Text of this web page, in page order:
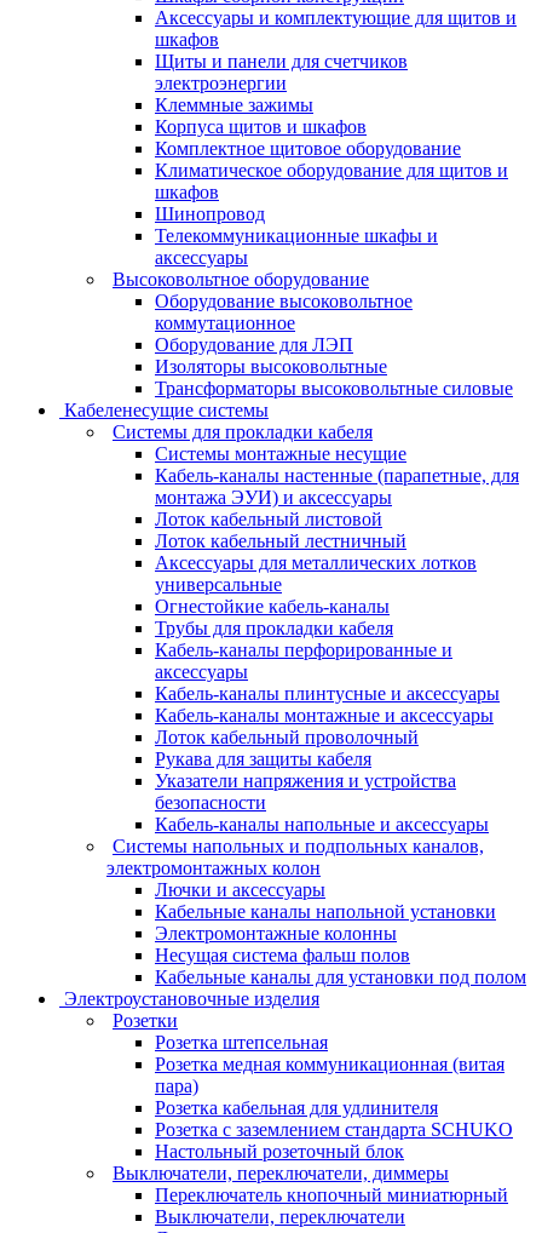
Аксессуары и комплектующие для щитов и
шкафов
Щиты и панели для счетчиков
электроэнергии
Клеммные зажимы
Корпуса щитов и шкафов
Комплектное щитовое оборудование
Климатическое оборудование для щитов и
шкафов
Шинопровод
Телекоммуникационные шкафы и
аксессуары
Высоковольтное оборудование
Оборудование высоковольтное
коммутационное
Оборудование для ЛЭП
Изоляторы высоковольтные
Трансформаторы высоковольтные силовые
Кабеленесущие системы
Системы для прокладки кабеля
Системы монтажные несущие
Кабель-каналы настенные (парапетные, для
монтажа ЭУИ) и аксессуары
Лоток кабельный листовой
Лоток кабельный лестничный
Аксессуары для металлических лотков
универсальные
Огнестойкие кабель-каналы
Трубы для прокладки кабеля
Кабель-каналы перфорированные и
аксессуары
Кабель-каналы плинтусные и аксессуары
Кабель-каналы монтажные и аксессуары
Лоток кабельный проволочный
Рукава для защиты кабеля
Указатели напряжения и устройства
безопасности
Кабель-каналы напольные и аксессуары
Системы напольных и подпольных каналов,
электромонтажных колон
Лючки и аксессуары
Кабельные каналы напольной установки
Электромонтажные колонны
Несущая система фальш полов
Кабельные каналы для установки под полом
Электроустановочные изделия
Розетки
Розетка штепсельная
Розетка медная коммуникационная (витая
пара)
Розетка кабельная для удлинителя
Розетка с заземлением стандарта SCHUKO
Настольный розеточный блок
Выключатели, переключатели, диммеры
Переключатель кнопочный миниатюрный
Выключатели, переключатели